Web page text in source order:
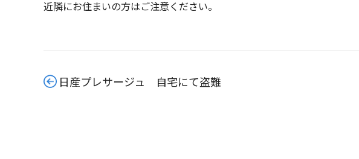
近隣にお住まいの方はご注意ください。
日産プレサージュ 自宅にて盗難